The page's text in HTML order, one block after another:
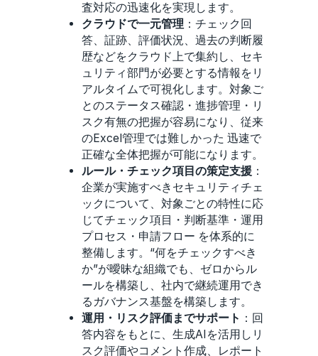
査対応の迅速化を実現します。
クラウドで一元管理 ：チェック回
答、証跡、評価状況、過去の判断履
歴などをクラウド上で集約し、セキ
ュリティ部門が必要とする情報をリ
アルタイムで可視化します。対象ご
とのステータス確認・進捗管理・リ
スク有無の把握が容易になり、従来
のExcel管理では難しかった 迅速で
正確な全体把握が可能になります。
ルール・チェック項目の策定支援：
企業が実施すべきセキュリティチェ
ックについて、対象ごとの特性に応
じてチェック項目・判断基準・運用
プロセス・申請フロー を体系的に
整備します。“何をチェックすべき
か”が曖昧な組織でも、ゼロからル
ールを構築し、社内で継続運用でき
るガバナンス基盤を構築します。
運用・リスク評価までサポート ：回
答内容をもとに、生成AIを活用しリ
スク評価やコメント作成、レポート